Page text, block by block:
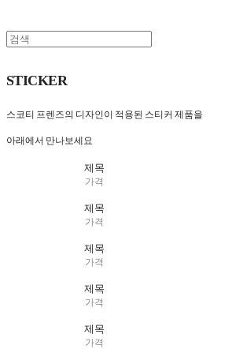
STICKER
스코티 프렌즈의 디자인이 적용된 스티커 제품을
아래에서 만나보세요
제목
가격
제목
가격
제목
가격
제목
가격
제목
가격